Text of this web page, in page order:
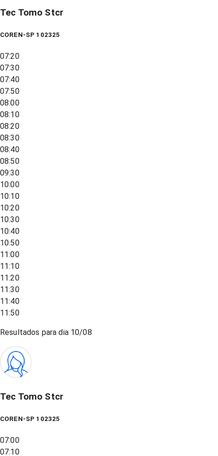
Tec Tomo Stcr
COREN-SP 102325
07:20
07:30
07:40
07:50
08:00
08:10
08:20
08:30
08:40
08:50
09:30
10:00
10:10
10:20
10:30
10:40
10:50
11:00
11:10
11:20
11:30
11:40
11:50
Resultados para dia 10/08
Tec Tomo Stcr
COREN-SP 102325
07:00
07:10